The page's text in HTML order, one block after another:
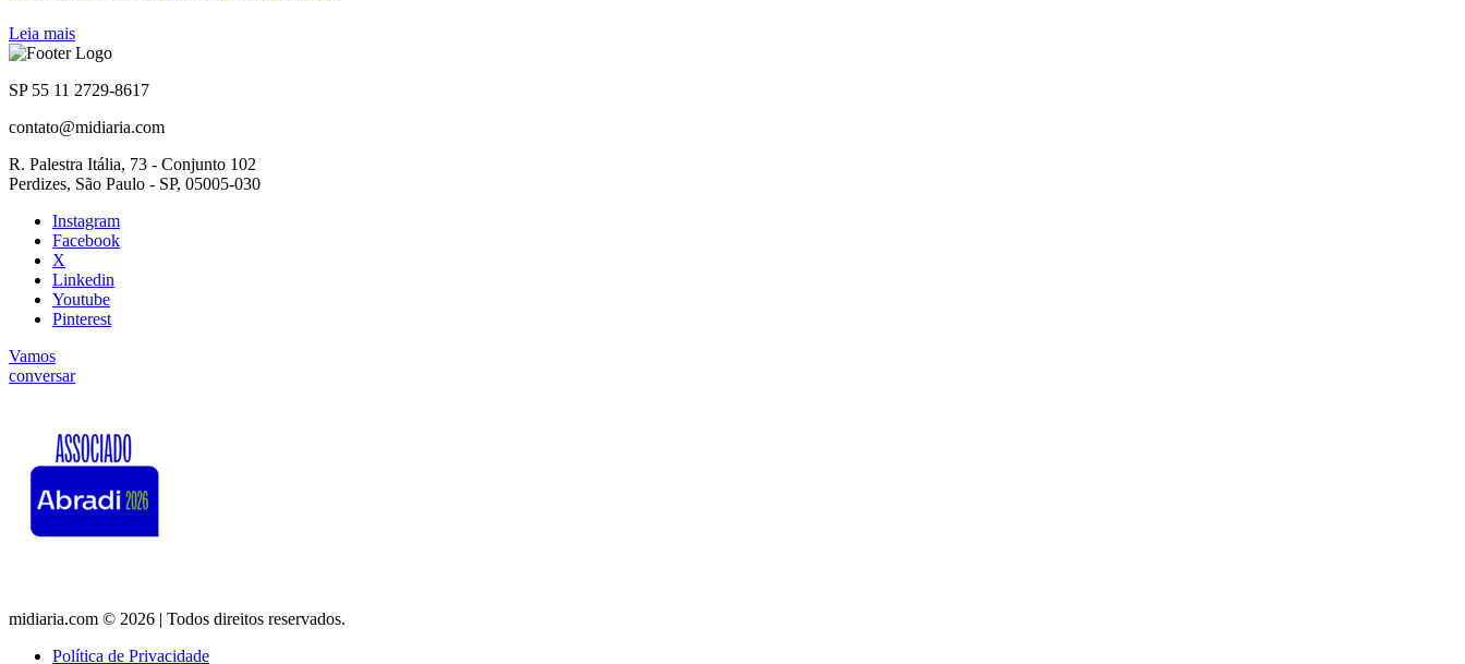
Leia mais
SP 55 11 2729-8617
contato@midiaria.com
R. Palestra Itália, 73 - Conjunto 102
Perdizes, São Paulo - SP, 05005-030
Instagram
Facebook
X
Linkedin
Youtube
Pinterest
Vamos
conversar
midiaria.com © 2026 | Todos direitos reservados.
Política de Privacidade